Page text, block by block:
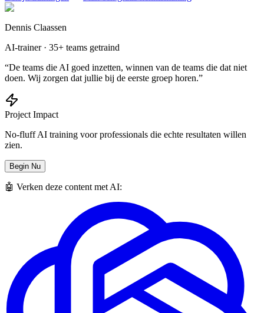
Dennis Claassen
AI-trainer · 35+ teams getraind
“De teams die AI goed inzetten, winnen van de teams die dat niet
doen. Wij zorgen dat jullie bij de eerste groep horen.”
Project Impact
No-fluff AI training voor professionals die echte resultaten willen
zien.
Begin Nu
🤖 Verken deze content met AI: